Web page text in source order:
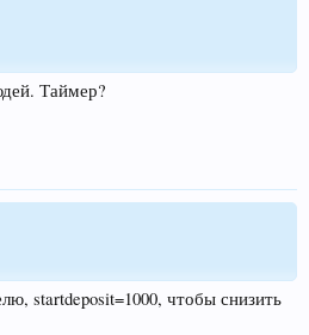
Таймер?
startdeposit=1000, чтобы снизить